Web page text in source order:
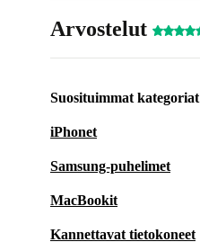
Arvostelut
Suosituimmat kategoriat
iPhonet
Samsung-puhelimet
MacBookit
Kannettavat tietokoneet